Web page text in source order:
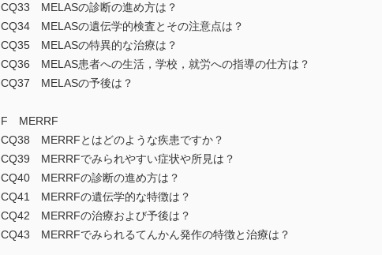
CQ33 MELASの診断の進め方は？
CQ34 MELASの遺伝学的検査とその注意点は？
CQ35 MELASの特異的な治療は？
CQ36 MELAS患者への生活，学校，就労への指導の仕方は？
CQ37 MELASの予後は？
F MERRF
CQ38 MERRFとはどのような疾患ですか？
CQ39 MERRFでみられやすい症状や所見は？
CQ40 MERRFの診断の進め方は？
CQ41 MERRFの遺伝学的な特徴は？
CQ42 MERRFの治療および予後は？
CQ43 MERRFでみられるてんかん発作の特徴と治療は？